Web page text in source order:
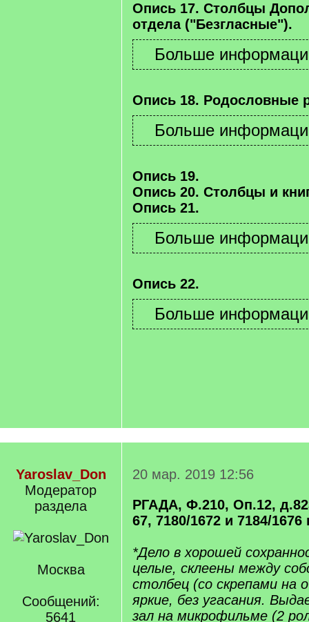
Опись 17. Столбцы
отдела ("Безгласные").
Опись 18. Родословные
Опись 19.
Опись 20. Столбцы и
Опись 21.
Опись 22.
Yaroslav_Don
Модератор
раздела
Москва
Сообщений:
5641
20 мар. 2019 12:56
РГАДА, Ф.210, Оп.12,
67, 7180/1672 и 7184/1676
*Дело в хорошей
целые, склеены между
столбец (со скрепами на
яркие, без угасания.
зал на микрофильме (2